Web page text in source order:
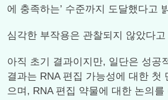
에 충족하는’ 수준까지 도달했다고
심각한 부작용은 관찰되지 않았다
아직 초기 결과이지만, 일단은 성공
결과는 RNA 편집 가능성에 대한 첫
으며, RNA 편집 약물에 대한 논의를